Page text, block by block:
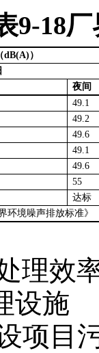
9-18
（dB(A) ）
夜间
49.1
49.2
49.6
49.1
49.6
55
达标
环境噪声排放标准》
理效
设施
项目